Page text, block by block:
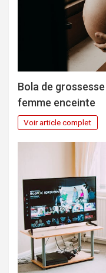
Bola de
femme enceinte
Voir article complet